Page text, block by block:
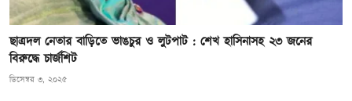
ছাত্রদল নেতার বাড়িতে ভাঙচুর ও লুটপাট : শেখ হাসিনাসহ ২৩ জনের
বিরুদ্ধে চার্জশিট
ডিসেম্বর ৩, ২০২৫